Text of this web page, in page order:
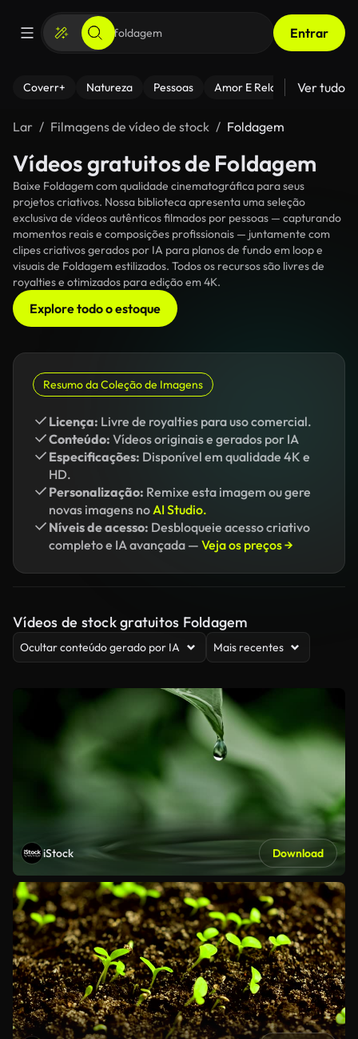
Entrar
Coverr+ Natureza Pessoas Amor E Relacionamentos
Ver tudo
Lar Filmagens de vídeo de stock Foldagem
Vídeos gratuitos de Foldagem
Baixe Foldagem com qualidade cinematográfica para seus
projetos criativos. Nossa biblioteca apresenta uma seleção
exclusiva de vídeos autênticos filmados por pessoas — capturando
momentos reais e composições profissionais — juntamente com
clipes criativos gerados por IA para planos de fundo em loop e
visuais de Foldagem estilizados. Todos os recursos são livres de
royalties e otimizados para edição em 4K.
Explore todo o estoque
Resumo da Coleção de Imagens
Licença: Livre de royalties para uso comercial.
Conteúdo: Vídeos originais e gerados por IA
Especificações: Disponível em qualidade 4K e
HD.
Personalização: Remixe esta imagem ou gere
novas imagens noAI Studio.
Níveis de acesso: Desbloqueie acesso criativo
completo e IA avançada — Veja os preços →
Vídeos de stock gratuitos Foldagem
Ocultar conteúdo gerado por IA Mais recentes
iStock Download